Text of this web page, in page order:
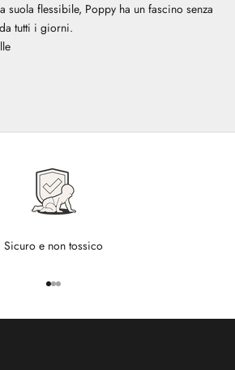
suola flessibile, Poppy ha un fascino senza
tutti i giorni.
Sicuro e non tossico
Vai all'articolo 1
Vai all'articolo 2
Vai all'articolo 3